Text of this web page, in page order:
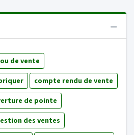
de vente
compte rendu de vente
de pointe
des ventes